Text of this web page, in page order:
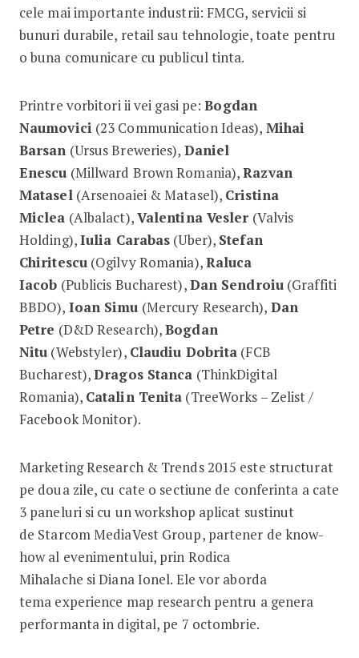
cele mai importante industrii: FMCG, servicii si
bunuri durabile, retail sau tehnologie, toate pentru
o buna comunicare cu publicul tinta.
Printre vorbitori ii vei gasi pe:Bogdan
Naumovici (23 Communication Ideas), Mihai
Barsan (Ursus Breweries), Daniel
Enescu (Millward Brown Romania),Razvan
Matasel(Arsenoaiei & Matasel), Cristina
Miclea (Albalact),Valentina Vesler (Valvis
Holding),Iulia Carabas (Uber), Stefan
Chiritescu(Ogilvy Romania),Raluca
Iacob (Publicis Bucharest),Dan Sendroiu(Graffiti
BBDO), Ioan Simu (Mercury Research), Dan
Petre (D&D Research),Bogdan
Nitu (Webstyler), Claudiu Dobrita (FCB
Bucharest),Dragos Stanca (ThinkDigital
Romania), Catalin Tenita (TreeWorks – Zelist /
Facebook Monitor).
Marketing Research & Trends 2015 este structurat
pe doua zile, cu cate o sectiune de conferinta a cate
3 paneluri si cu un workshop aplicat sustinut
de Starcom MediaVest Group, partener de know-
how al evenimentului, prin Rodica
Mihalache si Diana Ionel. Ele vor aborda
tema experience map research pentru a genera
performanta in digital, pe 7 octombrie.